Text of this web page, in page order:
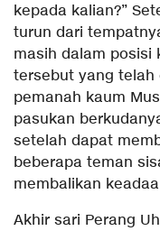
kepada kalian?”
turun dari
masih dalam posisi
tersebut yang telah
pemanah kaum
pasukan
setelah dapat
beberapa teman
membalikan
Akhir sari Perang